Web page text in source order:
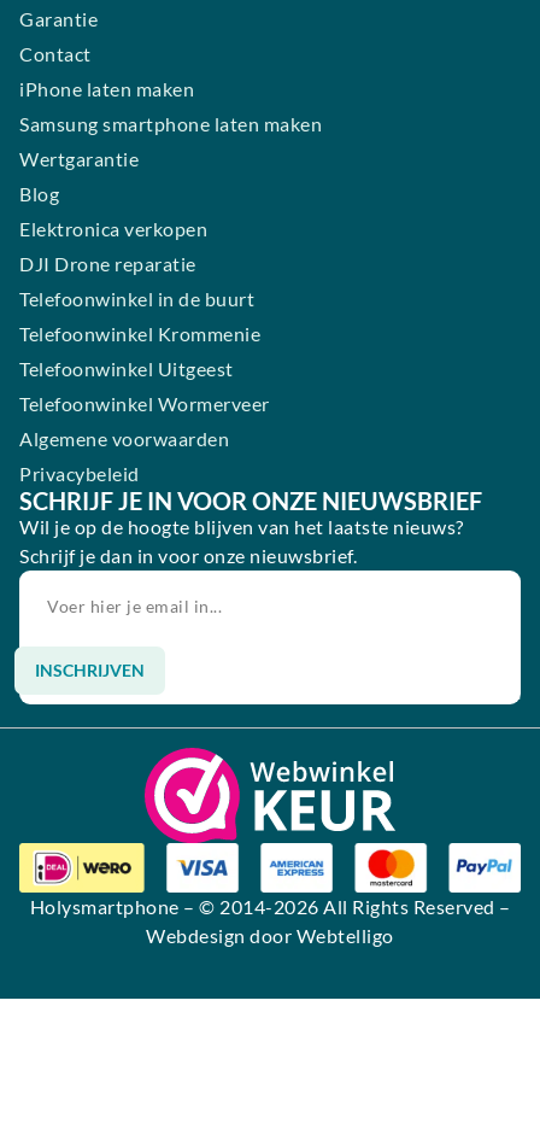
Garantie
Contact
iPhone laten maken
Samsung smartphone laten maken
Wertgarantie
Blog
Elektronica verkopen
DJI Drone reparatie
Telefoonwinkel in de buurt
Telefoonwinkel Krommenie
Telefoonwinkel Uitgeest
Telefoonwinkel Wormerveer
Algemene voorwaarden
Privacybeleid
SCHRIJF JE IN VOOR ONZE NIEUWSBRIEF
Wil je op de hoogte blijven van het laatste nieuws?
Schrijf je dan in voor onze nieuwsbrief.
INSCHRIJVEN
Alternative:
Holysmartphone – © 2014-2026 All Rights Reserved –
Webdesign door Webtelligo